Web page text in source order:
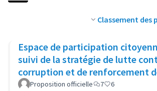
Classement des
Espace de participation
suivi de la stratégie de lutte
corruption et de renforcement
publique (Catalogne)
Proposition officielle 7 6